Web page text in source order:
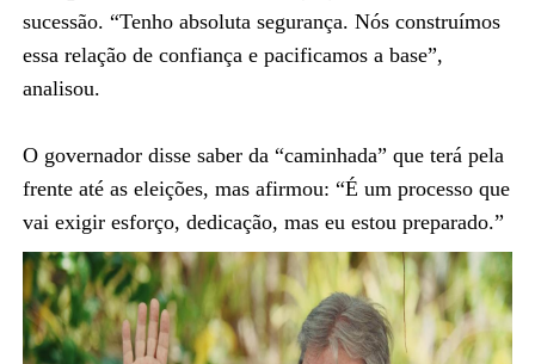
sucessão. “Tenho absoluta segurança. Nós construímos
essa relação de confiança e pacificamos a base”,
analisou.
O governador disse saber da “caminhada” que terá pela
frente até as eleições, mas afirmou: “É um processo que
vai exigir esforço, dedicação, mas eu estou preparado.”